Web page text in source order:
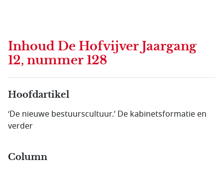
Inhoud De Hofvijver Jaargang
12, nummer 128
Hoofdartikel
‘De nieuwe bestuurscultuur.’ De kabinetsformatie en
verder
Column